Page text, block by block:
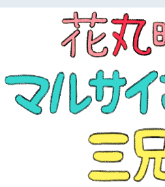
年中
小学1年生
小学3年生
小学5年生
こそだてニュース
イベント
ニュース
そだち＆まなび
ワーク・ドリル
幼稚園・保育園
科学・プログラミング
教育・学習
こそだて生活
住まい
ファッション・美容
行事・イベント